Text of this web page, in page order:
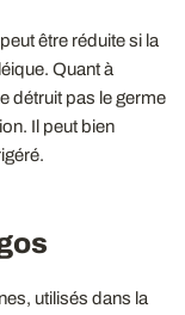
être réduite si la
Quant à
détruit pas le germe
Il peut bien
utilisés dans la